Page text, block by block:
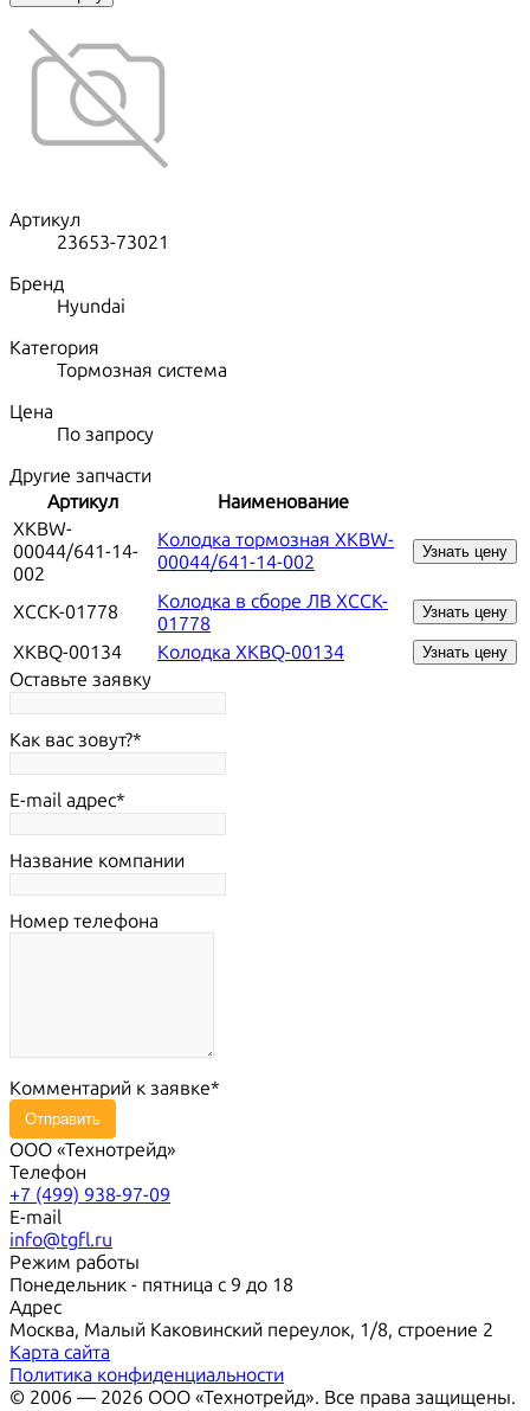
Артикул
23653-73021
Бренд
Hyundai
Категория
Тормозная система
Цена
По запросу
Другие запчасти
Артикул
Наименование
XKBW-
00044/641-14-
002
Колодка тормозная XKBW-
00044/641-14-002
Узнать цену
XCCK-01778
Колодка в сборе ЛВ XCCK-
01778
Узнать цену
XKBQ-00134 Колодка XKBQ-00134 Узнать цену
Оставьте заявку
Как вас зовут?
E-mail адрес
Название компании
Номер телефона
Комментарий к заявке
Отправить
ООО «Технотрейд»
Телефон
+7 (499) 938-97-09
E-mail
info@tgfl.ru
Режим работы
Понедельник - пятница с 9 до 18
Адрес
Москва, Малый Каковинский переулок, 1/8, строение 2
Карта сайта
Политика конфиденциальности
© 2006 — 2026 ООО «Технотрейд». Все права защищены.